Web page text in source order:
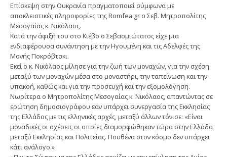
Επίσκεψη στην Ουκρανία πραγματοποιεί σύμφωνα με
αποκλειστικές πληροφορίες της Romfea.gr ο Σεβ. Μητροπολίτης
Μεσογαίας κ. Νικόλαος.
Κατά την άφιξή του στο Κιέβο ο Σεβασμιώτατος είχε μια
ενδιαφέρουσα συνάντηση με την Ηγουμένη και τις Αδελφές της
Μονής Ποκρόβτσκι.
Εκεί ο κ. Νικόλαος μίλησε για την ζωή των μοναχών, για την σχέση
μεταξύ των μοναχών μέσα στο μοναστήρι, την ταπείνωση και την
υπακοή, καθώς και για την προσευχή και την εξομολόγηση.
Νωρίτερα ο Μητροπολίτης Μεσογαίας κ. Νικόλαος, απαντώντας σε
ερώτηση δημοσιογράφου εάν υπάρχει συνεργασία της Εκκλησίας
της Ελλάδος με τις ελληνικές αρχές, μεταξύ άλλων τόνισε: «Είναι
μοναδικές οι σχέσεις οι οποίες διαμορφώθηκαν τώρα στην Ελλάδα
μεταξύ Εκκλησίας και Πολιτείας. Πουθένα στον κόσμο δεν υπάρχει
κάτι ανάλογο.»